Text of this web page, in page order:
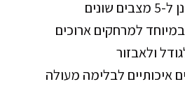
שונים
למרחקים ארוכים
ולאבזור
איכותיים לבלימה מעולה